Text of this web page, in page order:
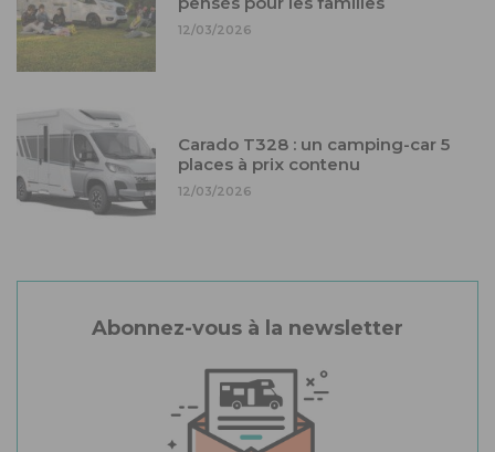
12/03/2026
Carado T328 : un camping-car 5
places à prix contenu
12/03/2026
Abonnez-vous à la newsletter